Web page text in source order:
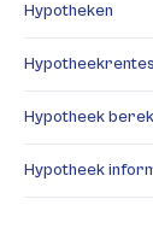
Hypotheken
Hypotheek
Hypotheek